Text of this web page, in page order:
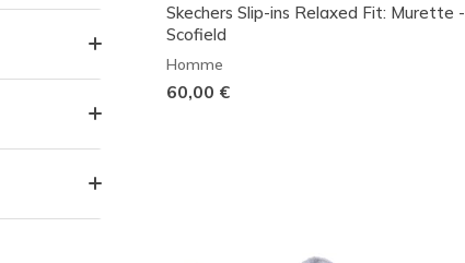
Skechers Slip-ins Relaxed Fit: Murette -
Scofield
Homme
60,00 €